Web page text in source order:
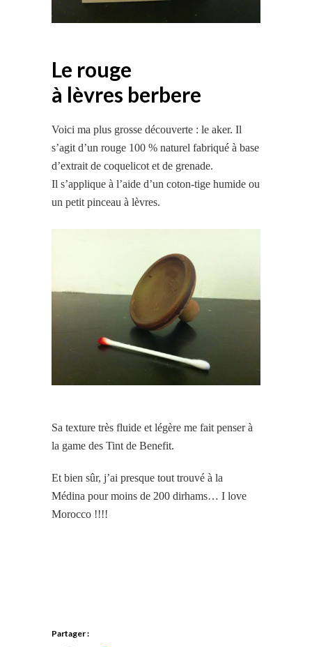
Le rouge
à lèvres berbere
Voici ma plus grosse découverte : le aker. Il
s’agit d’un rouge 100 % naturel fabriqué à base
d’extrait de coquelicot et de grenade.
Il s’applique à l’aide d’un coton-tige humide ou
un petit pinceau à lèvres.
Sa texture très fluide et légère me fait penser à
la game des Tint de Benefit.
Et bien sûr, j’ai presque touttrouvé à la
Médina pour moins de 200 dirhams… I love
Morocco !!!!
Partager :